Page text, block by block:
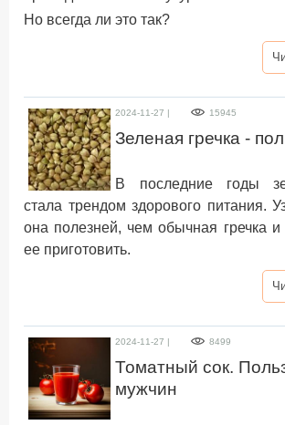
Но всегда ли это так?
2024-11-27 | 15945
Зеленая гречка -
В последние годы
стала трендом здорового питания.
она полезней, чем обычная гречка и
ее приготовить.
2024-11-27 | 8499
Томатный сок.
мужчин